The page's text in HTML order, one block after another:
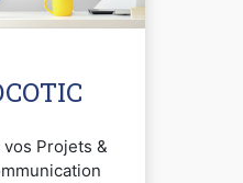
vos Projets &